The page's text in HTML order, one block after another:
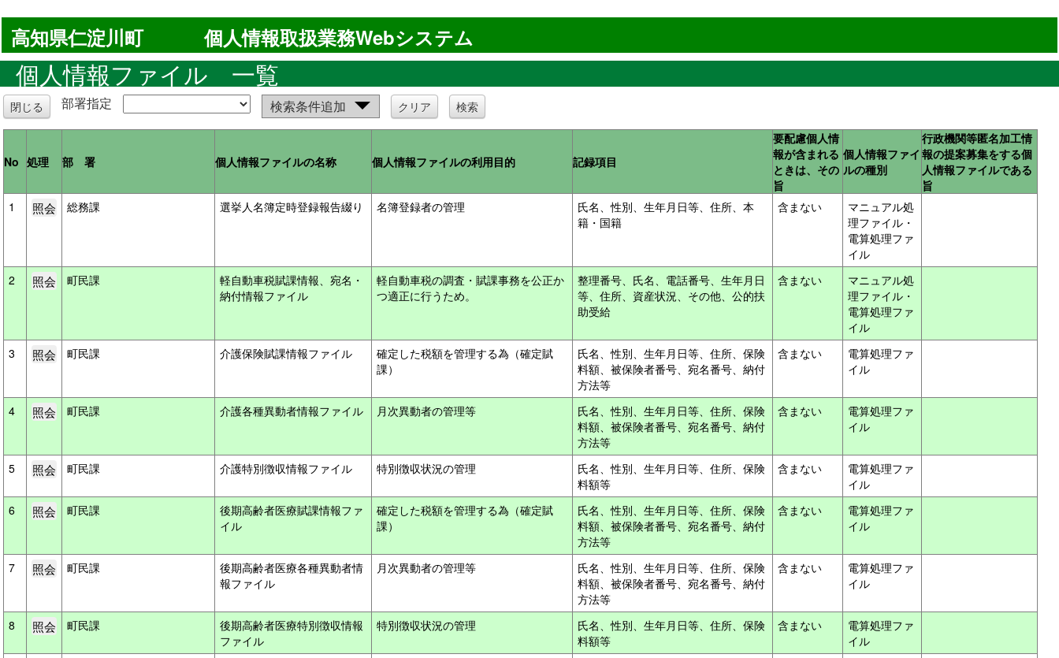
高知県仁淀川町 個人情報取扱業務Webシステム
個人情報ファイル 一覧
閉じる 部署指定 検索条件追加 クリア 検索
No 処理 部 署 個人情報ファイルの名称 個人情報ファイルの利用目的 記録項目
要配慮個人情
報が含まれる
ときは、その
旨
個人情報ファイ
ルの種別
行政機関等匿名加工情
報の提案募集をする個
人情報ファイルである
旨
1
総務課 選挙人名簿定時登録報告綴り 名簿登録者の管理
氏名、性別、生年月日等、住所、本
籍・国籍
含まない
マニュアル処
理ファイル・
電算処理ファ
イル
2
町民課
軽自動車税賦課情報、宛名・
納付情報ファイル
軽自動車税の調査・賦課事務を公正か
つ適正に行うため。
整理番号、氏名、電話番号、生年月日
等、住所、資産状況、その他、公的扶
助受給
含まない
マニュアル処
理ファイル・
電算処理ファ
イル
3
町民課 介護保険賦課情報ファイル
確定した税額を管理する為（確定賦
課）
氏名、性別、生年月日等、住所、保険
料額、被保険者番号、宛名番号、納付
方法等
含まない
電算処理ファ
イル
4 町民課 介護各種異動者情報ファイル 月次異動者の管理等
氏名、性別、生年月日等、住所、保険
料額、被保険者番号、宛名番号、納付
方法等
含まない
電算処理ファ
イル
5 町民課 介護特別徴収情報ファイル 特別徴収状況の管理
氏名、性別、生年月日等、住所、保険
料額等
含まない
電算処理ファ
イル
6
町民課
後期高齢者医療賦課情報ファ
イル
確定した税額を管理する為（確定賦
課）
氏名、性別、生年月日等、住所、保険
料額、被保険者番号、宛名番号、納付
方法等
含まない
電算処理ファ
イル
7 町民課
後期高齢者医療各種異動者情
報ファイル
月次異動者の管理等
氏名、性別、生年月日等、住所、保険
料額、被保険者番号、宛名番号、納付
方法等
含まない
電算処理ファ
イル
8 町民課
後期高齢者医療特別徴収情報
ファイル
特別徴収状況の管理
氏名、性別、生年月日等、住所、保険
料額等
含まない
電算処理ファ
イル